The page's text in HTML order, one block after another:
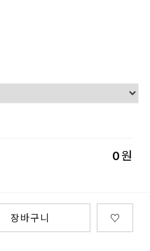
0원
장바구니 ♡